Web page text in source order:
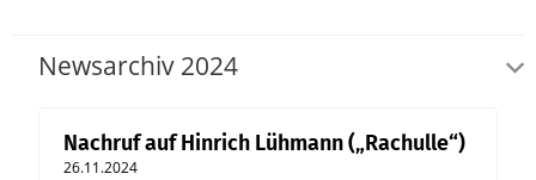
Newsarchiv 2024
Nachruf auf Hinrich Lühmann („Rachulle“)
26.11.2024